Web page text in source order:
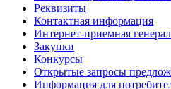
Реквизиты
Контактная информация
Интернет-приемная
Закупки
Конкурсы
Открытые запросы
Информация для